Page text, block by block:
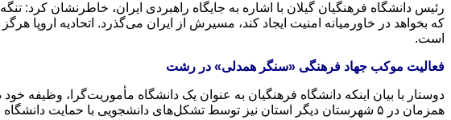
رئیس دانشگاه فرهنگیان گیلان با اشاره به جایگاه راهبردی ایران، خاطرنشان
که بخواهد در خاورمیانه امنیت ایجاد کند، مسیرش از ایران می‌گذرد. اتحادیه اروپا
است.
فعالیت موکب جهاد فرهنگی «سنگر همدلی» در رشت
دوستار با بیان اینکه دانشگاه فرهنگیان به عنوان یک دانشگاه مأموریت‌گرا،
همزمان در ۵ شهرستان دیگر استان نیز توسط تشکل‌های دانشجویی با حمایت دانشگاه فرهنگیان برپا شده و به ارائه خدمات مختلف می‌پردازد.